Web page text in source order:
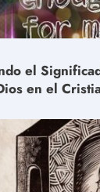
el
en el